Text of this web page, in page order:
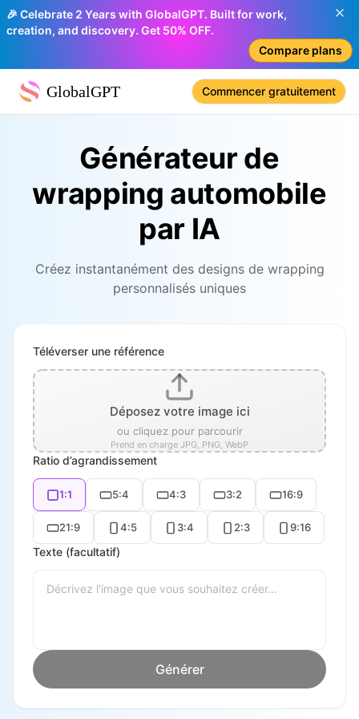
🎉 Celebrate 2 Years with GlobalGPT. Built for work,
creation, and discovery. Get 50% OFF.
Compare plans
GlobalGPT Commencer gratuitement
Générateur de
wrapping automobile
par IA
Créez instantanément des designs de wrapping
personnalisés uniques
Téléverser une référence
Déposez votre image ici
ou cliquez pour parcourir
Prend en charge JPG, PNG, WebP
Ratio d’agrandissement
1:1 5:4 4:3 3:2 16:9
21:9 4:5 3:4 2:3 9:16
Texte (facultatif)
Générer